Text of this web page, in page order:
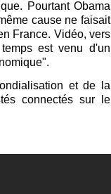
Pourtant Obama
cause ne faisait
France. Vidéo, vers
est venu d'un
et de la
connectés sur le